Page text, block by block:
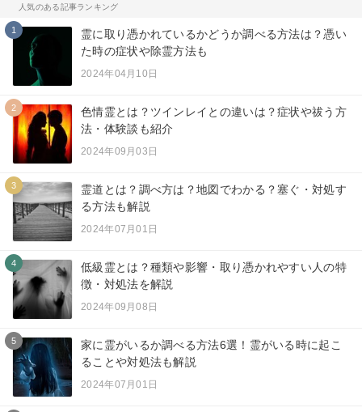
人気のある記事ランキング
1
霊に取り憑かれているかどうか調べる方法は？憑い
た時の症状や除霊方法も
2024年04月10日
2
色情霊とは？ツインレイとの違いは？症状や祓う方
法・体験談も紹介
2024年09月03日
3
霊道とは？調べ方は？地図でわかる？塞ぐ・対処す
る方法も解説
2024年07月01日
4
低級霊とは？種類や影響・取り憑かれやすい人の特
徴・対処法を解説
2024年09月08日
5
家に霊がいるか調べる方法6選！霊がいる時に起こ
ることや対処法も解説
2024年07月01日